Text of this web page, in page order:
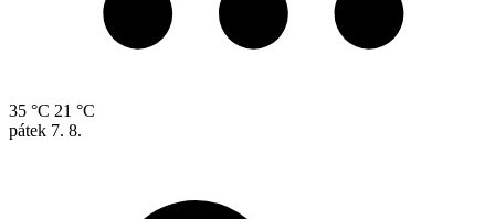
35 °C 21 °C
pátek 7. 8.